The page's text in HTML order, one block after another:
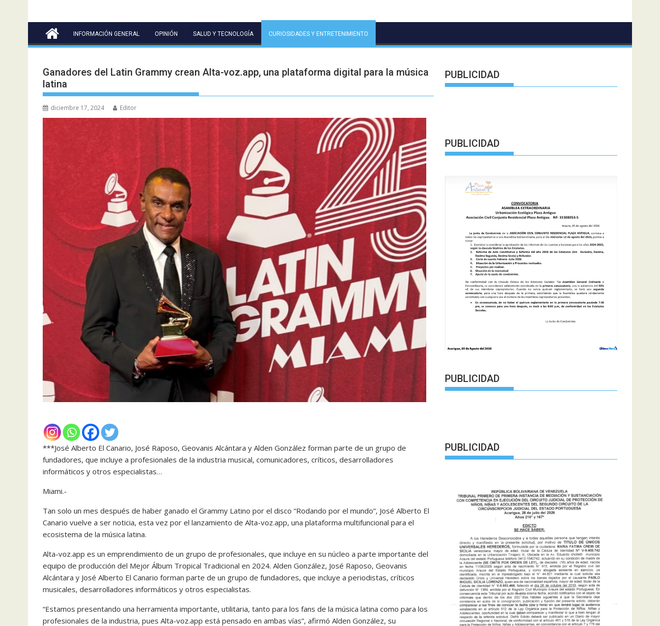
INFORMACIÓN GENERAL OPINIÓN SALUD Y TECNOLOGÍA CURIOSIDADES Y ENTRETENIMIENTO
Ganadores del Latin Grammy crean Alta-voz.app, una plataforma digital para la música
latina
diciembre 17, 2024 Editor
***José Alberto El Canario, José Raposo, Geovanis Alcántara y Alden González forman parte de un grupo de
fundadores, que incluye a profesionales de la industria musical, comunicadores, críticos, desarrolladores
informáticos y otros especialistas…
Miami.-
Tan solo un mes después de haber ganado el Grammy Latino por el disco “Rodando por el mundo”, José Alberto El
Canario vuelve a ser noticia, esta vez por el lanzamiento de Alta-voz.app, una plataforma multifuncional para el
ecosistema de la música latina.
Alta-voz.app es un emprendimiento de un grupo de profesionales, que incluye en su núcleo a parte importante del
equipo de producción del Mejor Álbum Tropical Tradicional en 2024. Alden González, José Raposo, Geovanis
Alcántara y José Alberto El Canario forman parte de un grupo de fundadores, que incluye a periodistas, críticos
musicales, desarrolladores informáticos y otros especialistas.
“Estamos presentando una herramienta importante, utilitaria, tanto para los fans de la música latina como para los
profesionales de la industria, pues Alta-voz.app está pensado en ambas vías”, afirmó Alden González, su
PUBLICIDAD
PUBLICIDAD
PUBLICIDAD
PUBLICIDAD